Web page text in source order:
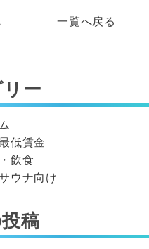
一覧へ戻る
ー
低賃金
飲食
ウナ向け
稿